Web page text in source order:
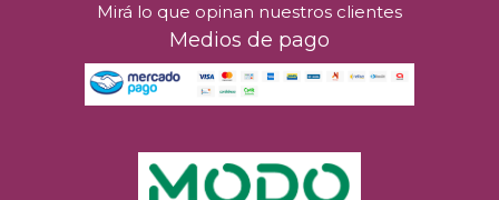
Mirá lo que opinan nuestros clientes
Medios de pago